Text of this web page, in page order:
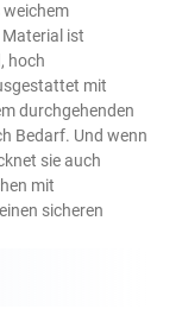
weichem
ist
hoch
mit
durchgehenden
Bedarf. Und wenn
sie auch
mit
sicheren